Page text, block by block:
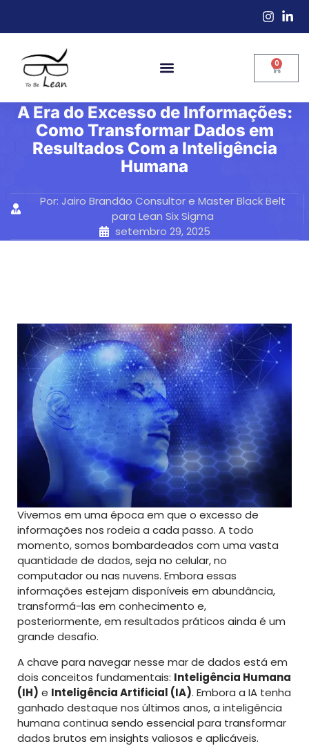
0
A Era do Excesso de Informações:
Como Transformar Dados em
Resultados Com a Inteligência
Humana
Por: Jairo Brandão Consultor e Master Black Belt
para Lean Six Sigma
setembro 29, 2025
Vivemos em uma época em que o excesso de
informações nos rodeia a cada passo. A todo
momento, somos bombardeados com uma vasta
quantidade de dados, seja no celular, no
computador ou nas nuvens. Embora essas
informações estejam disponíveis em abundância,
transformá-las em conhecimento e,
posteriormente, em resultados práticos ainda é um
grande desafio.
A chave para navegar nesse mar de dados está em
dois conceitos fundamentais: Inteligência Humana
(IH) e Inteligência Artificial (IA). Embora a IA tenha
ganhado destaque nos últimos anos, a inteligência
humana continua sendo essencial para transformar
dados brutos em insights valiosos e aplicáveis.